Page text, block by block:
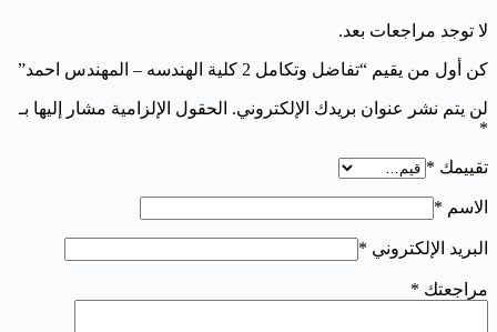
لا توجد مراجعات بعد.
كن أول من يقيم “تفاضل وتكامل 2 كلية الهندسه – المهندس احمد”
لن يتم نشر عنوان بريدك الإلكتروني. الحقول الإلزامية مشار إليها بـ
*
تقييمك *
الاسم *
البريد الإلكتروني *
مراجعتك *